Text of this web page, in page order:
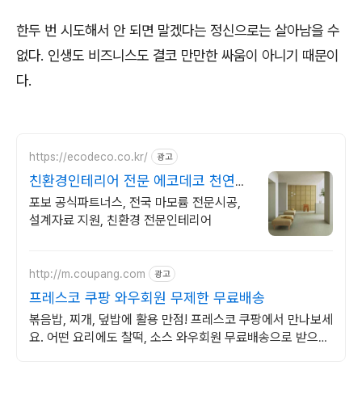
한두 번 시도해서 안 되면 말겠다는 정신으로는 살아남을 수
없다. 인생도 비즈니스도 결코 만만한 싸움이 아니기 때문이
다.
https://ecodeco.co.kr/ 광고
친환경인테리어 전문 에코데코 천연바
닥재 친환경인테리어
포보 공식파트너스, 전국 마모륨 전문시공,
설계자료 지원, 친환경 전문인테리어
http://m.coupang.com 광고
프레스코 쿠팡 와우회원 무제한 무료배송
볶음밥, 찌개, 덮밥에 활용 만점! 프레스코 쿠팡에서 만나보세
요. 어떤 요리에도 찰떡, 소스 와우회원 무료배송으로 받으세